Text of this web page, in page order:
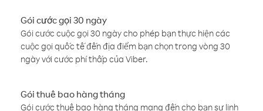
Gói cước gọi 30 ngày
Gói cước cuộc gọi 30 ngày cho phép bạn thực hiện các
cuộc gọi quốc tế đến địa điểm bạn chọn trong vòng 30
ngày với cước phí thấp của Viber.
Gói thuê bao hàng tháng
Gói cước thuê bao hàng tháng mang đến cho bạn sự linh